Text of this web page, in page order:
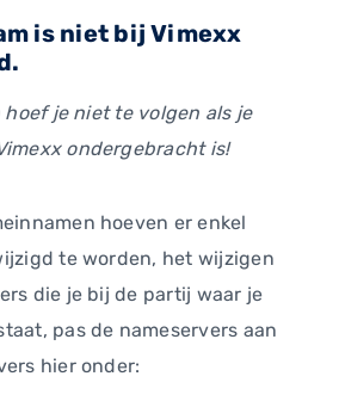
is niet bij Vimexx
hoef je niet te volgen als je
ondergebracht is!
hoeven er enkel
te worden, het wijzigen
die je bij de partij waar je
pas de nameservers aan
hier onder: